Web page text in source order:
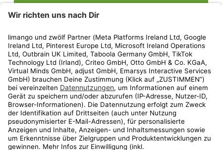
Weiter
Privatsphäre-EinstellungenAGBDatenschutzCompliance
GeschenkgutscheinbedingungenImpressumHelp Center